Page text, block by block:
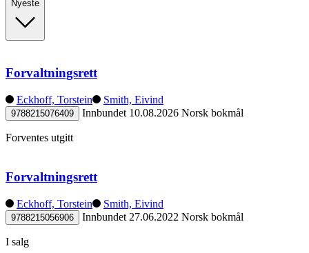
Nyeste
Forvaltningsrett
Eckhoff, Torstein Smith, Eivind
9788215076409 Innbundet 10.08.2026 Norsk bokmål
Forventes utgitt
Forvaltningsrett
Eckhoff, Torstein Smith, Eivind
9788215056906 Innbundet 27.06.2022 Norsk bokmål
I salg